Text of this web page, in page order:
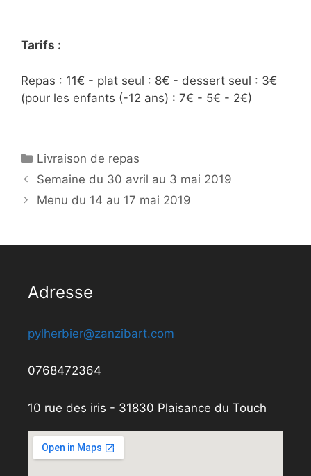
Tarifs :
Repas : 11€ - plat seul : 8€ - dessert seul : 3€
(pour les enfants (-12 ans) : 7€ - 5€ - 2€)
Catégories
Livraison de repas
Semaine du 30 avril au 3 mai 2019
Menu du 14 au 17 mai 2019
Adresse
pylherbier@zanzibart.com
0768472364
10 rue des iris - 31830 Plaisance du Touch